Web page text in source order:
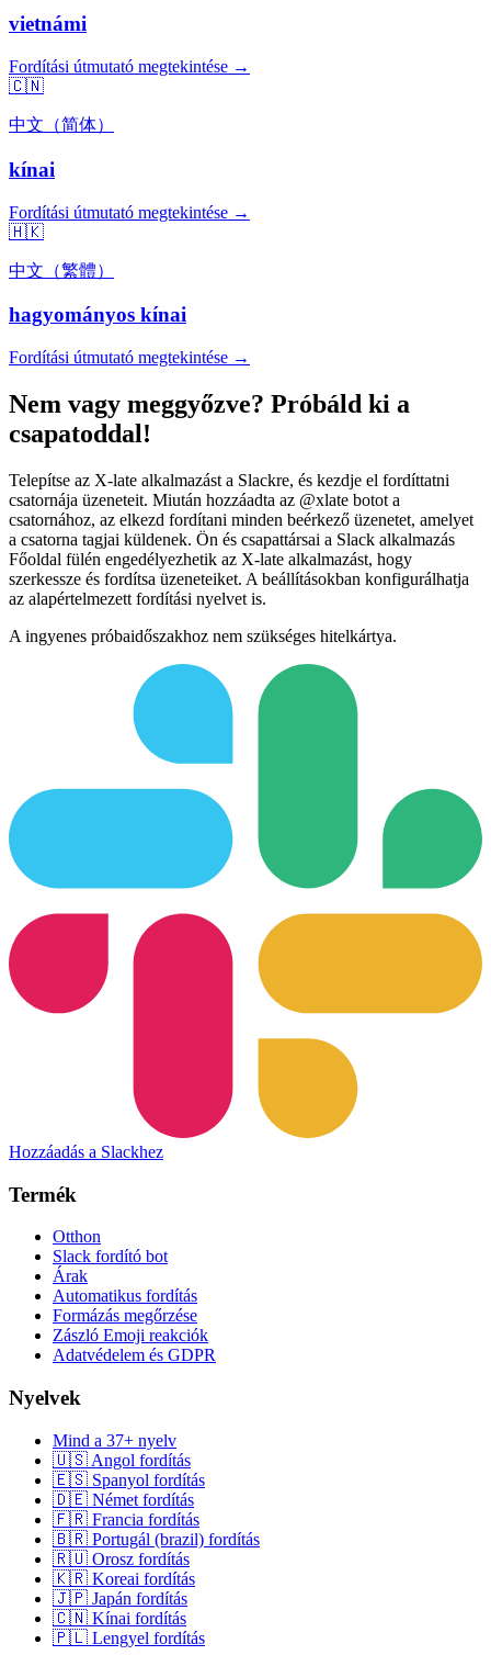
vietnámi
Fordítási útmutató megtekintése →
🇨🇳
中文（简体）
kínai
Fordítási útmutató megtekintése →
🇭🇰
中文（繁體）
hagyományos kínai
Fordítási útmutató megtekintése →
Nem vagy meggyőzve? Próbáld ki a
csapatoddal!
Telepítse az X-late alkalmazást a Slackre, és kezdje el fordíttatni
csatornája üzeneteit. Miután hozzáadta az @xlate botot a
csatornához, az elkezd fordítani minden beérkező üzenetet, amelyet
a csatorna tagjai küldenek. Ön és csapattársai a Slack alkalmazás
Főoldal fülén engedélyezhetik az X-late alkalmazást, hogy
szerkessze és fordítsa üzeneteiket. A beállításokban konfigurálhatja
az alapértelmezett fordítási nyelvet is.
A ingyenes próbaidőszakhoz nem szükséges hitelkártya.
Hozzáadás a Slackhez
Termék
Otthon
Slack fordító bot
Árak
Automatikus fordítás
Formázás megőrzése
Zászló Emoji reakciók
Adatvédelem és GDPR
Nyelvek
Mind a 37+ nyelv
🇺🇸 Angol fordítás
🇪🇸 Spanyol fordítás
🇩🇪 Német fordítás
🇫🇷 Francia fordítás
🇧🇷 Portugál (brazil) fordítás
🇷🇺 Orosz fordítás
🇰🇷 Koreai fordítás
🇯🇵 Japán fordítás
🇨🇳 Kínai fordítás
🇵🇱 Lengyel fordítás